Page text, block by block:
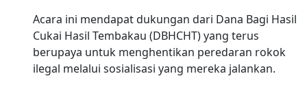
Acara ini mendapat dukungan dari Dana Bagi Hasil
Cukai Hasil Tembakau (DBHCHT) yang terus
berupaya untuk menghentikan peredaran rokok
ilegal melalui sosialisasi yang mereka jalankan.